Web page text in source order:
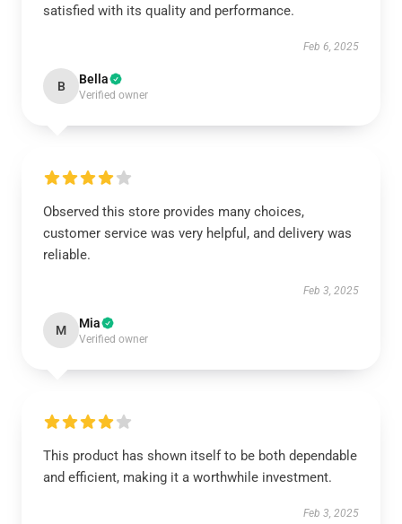
satisfied with its quality and performance.
Feb 6, 2025
B Bella
Verified owner
Observed this store provides many choices,
customer service was very helpful, and delivery was
reliable.
Feb 3, 2025
M Mia
Verified owner
This product has shown itself to be both dependable
and efficient, making it a worthwhile investment.
Feb 3, 2025